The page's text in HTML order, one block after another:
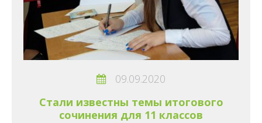
09.09.2020
Стали известны темы итогового
сочинения для 11 классов